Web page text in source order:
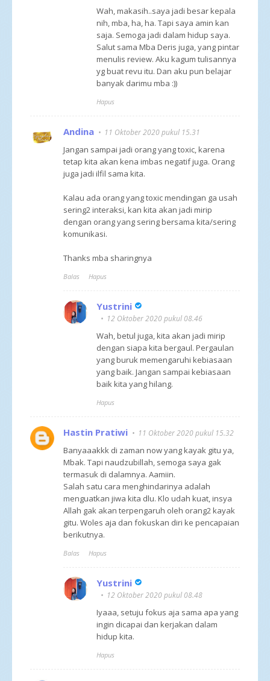
Wah, makasih..saya jadi besar kepala
nih, mba, ha, ha. Tapi saya amin kan
saja. Semoga jadi dalam hidup saya.
Salut sama Mba Deris juga, yang pintar
menulis review. Aku kagum tulisannya
yg buat revu itu. Dan aku pun belajar
banyak darimu mba :))
Hapus
Andina 11 Oktober 2020 pukul 15.31
Jangan sampai jadi orang yang toxic, karena
tetap kita akan kena imbas negatif juga. Orang
juga jadi ilfil sama kita.
Kalau ada orang yang toxic mendingan ga usah
sering2 interaksi, kan kita akan jadi mirip
dengan orang yang sering bersama kita/sering
komunikasi.
Thanks mba sharingnya
Balas Hapus
Yustrini
12 Oktober 2020 pukul 08.46
Wah, betul juga, kita akan jadi mirip
dengan siapa kita bergaul. Pergaulan
yang buruk memengaruhi kebiasaan
yang baik. Jangan sampai kebiasaan
baik kita yang hilang.
Hapus
Hastin Pratiwi 11 Oktober 2020 pukul 15.32
Banyaaakkk di zaman now yang kayak gitu ya,
Mbak. Tapi naudzubillah, semoga saya gak
termasuk di dalamnya. Aamiin.
Salah satu cara menghindarinya adalah
menguatkan jiwa kita dlu. Klo udah kuat, insya
Allah gak akan terpengaruh oleh orang2 kayak
gitu. Woles aja dan fokuskan diri ke pencapaian
berikutnya.
Balas Hapus
Yustrini
12 Oktober 2020 pukul 08.48
Iyaaa, setuju fokus aja sama apa yang
ingin dicapai dan kerjakan dalam
hidup kita.
Hapus